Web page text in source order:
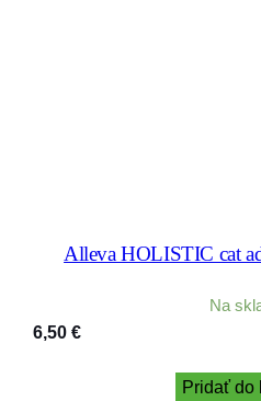
Alleva HOLISTIC cat
Na
6,50 €
Pridať do